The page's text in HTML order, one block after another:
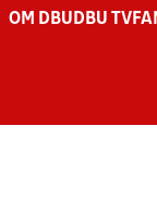
OM DBU DBU TV